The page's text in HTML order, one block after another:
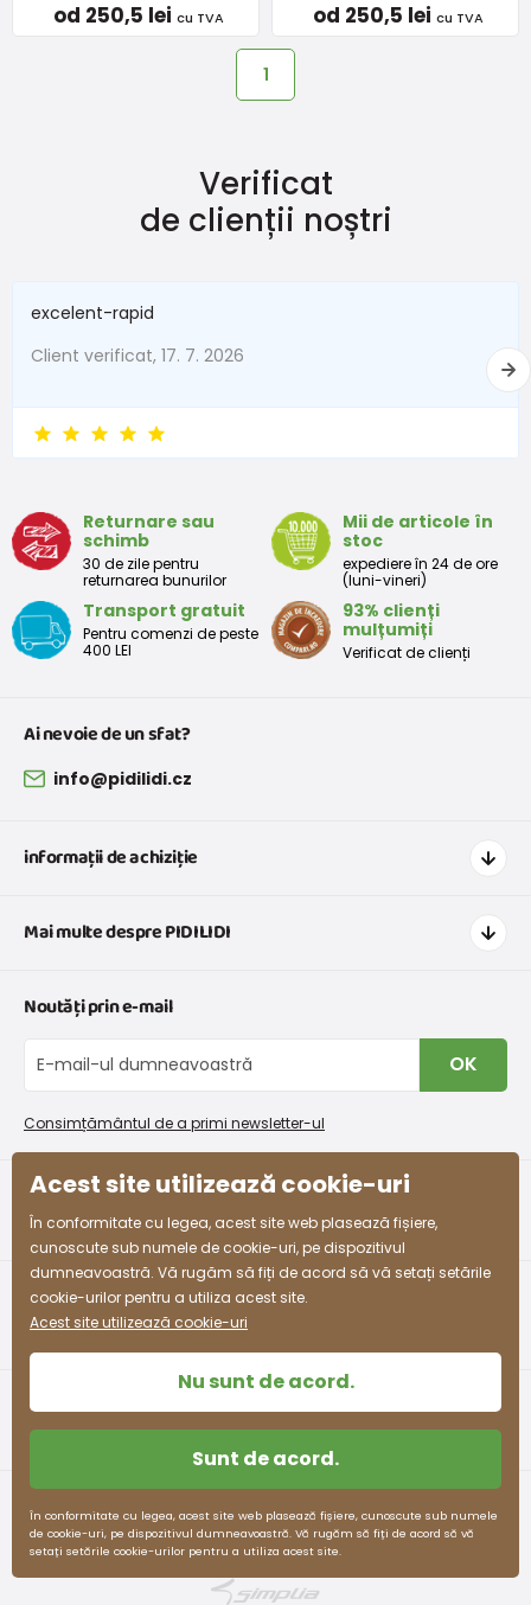
od 250,5 lei cu TVA od 250,5 lei cu TVA
1
Verificat
de clienții noștri
excelent-rapid
Client verificat, 17. 7. 2026
Returnare sau
schimb
30 de zile pentru
returnarea bunurilor
Mii de articole în
stoc
expediere în 24 de ore
(luni-vineri)
Transport gratuit
Pentru comenzi de peste
400 LEI
93% clienți
mulțumiți
Verificat de clienți
Ai nevoie de un sfat?
info@pidilidi.cz
informații de achiziție
Transport și plată
Retururi și reclamații
Schimb sau returnare gratuită
Procedura de reclamații
Mai multe despre PIDILIDI
Despre noi
Blog
Program de afiliere
Colectarea bunurilor
Noutăți prin e-mail
OK
Consimțământul de a primi newsletter-ul
pidilidi.cz © 2026. WebdesignLitvanyi.sk .
Acest site utilizează cookie-uri
În conformitate cu legea, acest site web plasează fișiere,
cunoscute sub numele de cookie-uri, pe dispozitivul
dumneavoastră. Vă rugăm să fiți de acord să vă setați setările
cookie-urilor pentru a utiliza acest site.
Acest site utilizează cookie-uri
Nu sunt de acord.
Sunt de acord.
În conformitate cu legea, acest site web plasează fișiere, cunoscute sub numele
de cookie-uri, pe dispozitivul dumneavoastră. Vă rugăm să fiți de acord să vă
setați setările cookie-urilor pentru a utiliza acest site.